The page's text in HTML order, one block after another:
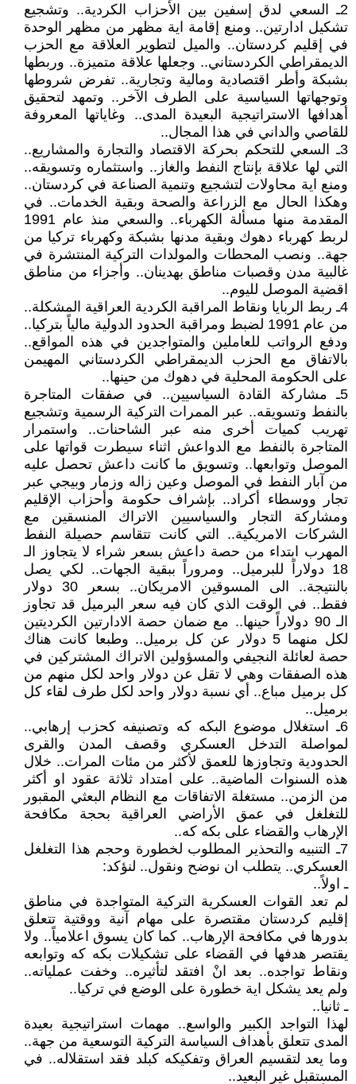
2ـ السعي لدق إسفين بين الأحزاب الكردية.. وتشجيع
تشكيل ادارتين.. ومنع إقامة اية مظهر من مظهر الوحدة
في إقليم كردستان.. والميل لتطوير العلاقة مع الحزب
الديمقراطي الكردستاني.. وجعلها علاقة متميزة.. وربطها
بشبكة وأطر اقتصادية ومالية وتجارية.. تفرض شروطها
وتوجهاتها السياسية على الطرف الآخر.. وتمهد لتحقيق
أهدافها الاستراتيجية البعيدة المدى.. وغاياتها المعروفة
للقاصي والداني في هذا المجال..
3ـ السعي للتحكم بحركة الاقتصاد والتجارة والمشاريع..
التي لها علاقة بإنتاج النفط والغاز.. واستثماره وتسويقه..
ومنع اية محاولات لتشجيع وتنمية الصناعة في كردستان..
وهكذا الحال مع الزراعة والصحة وبقية الخدمات.. في
المقدمة منها مسألة الكهرباء.. والسعي منذ عام 1991
لربط كهرباء دهوك وبقية مدنها بشبكة وكهرباء تركيا من
جهة.. ونصب المحطات والمولدات التركية المنتشرة في
غالبية مدن وقصبات مناطق بهدينان.. وأجزاء من مناطق
اقضية الموصل لليوم..
4ـ ربط الربايا ونقاط المراقبة الكردية العراقية المشكلة..
من عام 1991 لضبط ومراقبة الحدود الدولية مالياً بتركيا..
ودفع الرواتب للعاملين والمتواجدين في هذه المواقع..
بالاتفاق مع الحزب الديمقراطي الكردستاني المهيمن
على الحكومة المحلية في دهوك من حينها..
5ـ مشاركة القادة السياسيين.. في صفقات المتاجرة
بالنفط وتسويقه.. عبر الممرات التركية الرسمية وتشجيع
تهريب كميات أخرى منه عبر الشاحنات.. واستمرار
المتاجرة بالنفط مع الدواعش اثناء سيطرت قواتها على
الموصل وتوابعها.. وتسويق ما كانت داعش تحصل عليه
من آبار النفط في الموصل وعين زاله وزمار وبيجي عبر
تجار ووسطاء أكراد.. بإشراف حكومة وأحزاب الإقليم
ومشاركة التجار والسياسيين الاتراك المنسقين مع
الشركات الامريكية.. التي كانت تتقاسم حصيلة النفط
المهرب ابتداء من حصة داعش بسعر شراء لا يتجاوز الـ
18 دولاراً للبرميل.. ومروراً ببقية الجهات.. لكي يصل
بالنتيجة.. الى المسوقين الامريكان.. بسعر 30 دولار
فقط.. في الوقت الذي كان فيه سعر البرميل قد تجاوز
الـ 90 دولاراً حينها.. مع ضمان حصة الادارتين الكرديتين
لكل منهما 5 دولار عن كل برميل.. وطبعا كانت هناك
حصة لعائلة النجيفي والمسؤولين الاتراك المشتركين في
هذه الصفقات وهي لا تقل عن دولار واحد لكل منهم من
كل برميل مباع.. أي نسبة دولار واحد لكل طرف لقاء كل
برميل..
6ـ استغلال موضوع البكه كه وتصنيفه كحزب إرهابي..
لمواصلة التدخل العسكري وقصف المدن والقرى
الحدودية وتجاوزها للعمق لأكثر من مئات المرات.. خلال
هذه السنوات الماضية.. على امتداد ثلاثة عقود او أكثر
من الزمن.. مستغلة الاتفاقات مع النظام البعثي المقبور
للتغلغل في عمق الأراضي العراقية بحجة مكافحة
الإرهاب والقضاء على بكه كه..
7ـ التنبيه والتحذير المطلوب لخطورة وحجم هذا التغلغل
العسكري.. يتطلب ان نوضح ونقول.. لنؤكد:
ـ اولاً..
لم تعد القوات العسكرية التركية المتواجدة في مناطق
إقليم كردستان مقتصرة على مهام آنية ووقتية تتعلق
بدورها في مكافحة الإرهاب.. كما كان يسوق اعلامياً.. ولا
يقتصر هدفها في القضاء على تشكيلات بكه كه وتوابعه
ونقاط تواجده.. بعد انْ افتقد لتأثيره.. وخفت عملياته..
ولم يعد يشكل اية خطورة على الوضع في تركيا..
ـ ثانيا..
لهذا التواجد الكبير والواسع.. مهمات استراتيجية بعيدة
المدى تتعلق بأهداف السياسة التركية التوسعية من جهة..
وما يعد لتقسيم العراق وتفكيكه كبلد فقد استقلاله.. في
المستقبل غير البعيد..